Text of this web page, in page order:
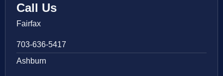
Call Us
Fairfax
703-636-5417
Ashburn